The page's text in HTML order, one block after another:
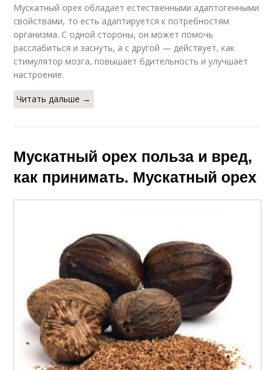
Мускатный орех обладает естественными адаптогенными
свойствами, то есть адаптируется к потребностям
организма. С одной стороны, он может помочь
расслабиться и заснуть, а с другой — действует, как
стимулятор мозга, повышает бдительность и улучшает
настроение.
Читать дальше →
Мускатный орех польза и вред,
как принимать. Мускатный орех